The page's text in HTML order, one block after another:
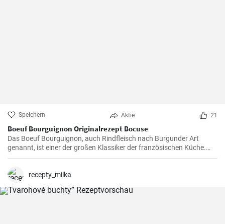
Speichern Aktie 21
Boeuf Bourguignon Originalrezept Bocuse
Das Boeuf Bourguignon, auch Rindfleisch nach Burgunder Art
genannt, ist einer der großen Klassiker der französischen Küche.
Das Rezept stammt aus dem Burgund, der Heimat des berühmten
recepty_milka